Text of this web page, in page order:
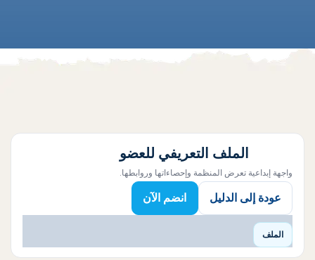
الملف التعريفي للعضو
واجهة إبداعية تعرض المنظمة وإحصاءاتها وروابطها.
عودة إلى الدليل انضم الآن
الملف